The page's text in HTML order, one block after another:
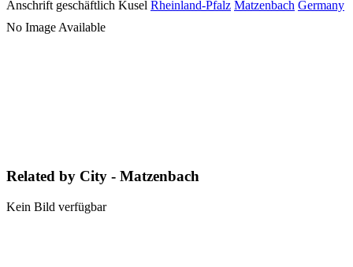
Anschrift geschäftlich Kusel Rheinland-Pfalz Matzenbach Germany
No Image Available
Related by City - Matzenbach
Kein Bild verfügbar